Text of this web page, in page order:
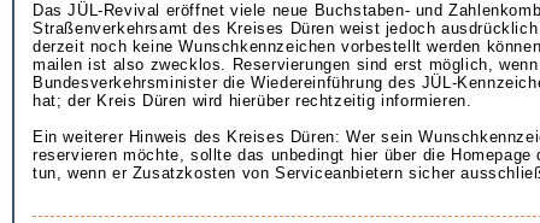
Das JÜL-Revival eröffnet viele neue Buchstaben- und
Straßenverkehrsamt des Kreises Düren weist jedoch
derzeit noch keine Wunschkennzeichen vorbestellt werden
mailen ist also zwecklos. Reservierungen sind erst möglich,
Bundesverkehrsminister die Wiedereinführung des JÜL-
hat; der Kreis Düren wird hierüber rechtzeitig informieren.
Ein weiterer Hinweis des Kreises Düren: Wer sein
reservieren möchte, sollte das unbedingt hier über die Homepage
tun, wenn er Zusatzkosten von Serviceanbietern sicher